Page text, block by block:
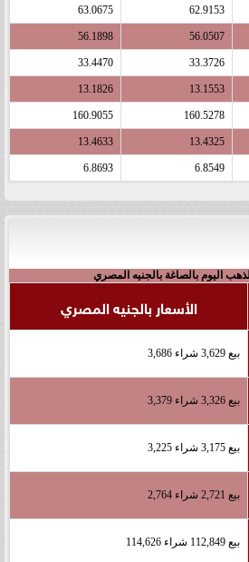
62.9153
63.0675
56.0507
56.1898
33.3726
33.4470
13.1553
13.1826
160.5278
160.9055
13.4325
13.4633
6.8549
6.8693
اليوم بالصاغة بالجنيه المصري
الأسعار بالجنيه المصري
بيع 3,629 شراء 3,686
بيع 3,326 شراء 3,379
بيع 3,175 شراء 3,225
بيع 2,721 شراء 2,764
بيع 112,849 شراء 114,626